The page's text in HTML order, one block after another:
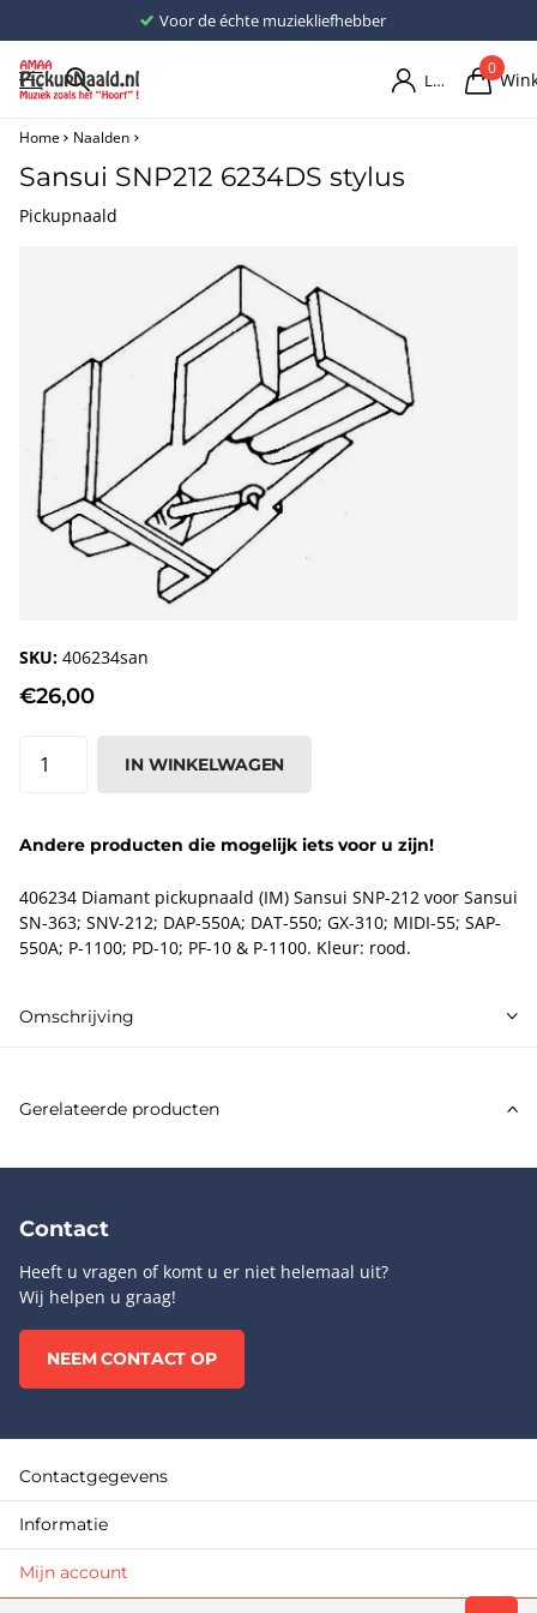
Voor de échte muziekliefhebber
Login
0
Home Naalden
Sansui SNP212 6234DS stylus
Pickupnaald
SKU: 406234san
€26,00
IN WINKELWAGEN
Andere producten die mogelijk iets voor u zijn!
406234 Diamant pickupnaald (IM) Sansui SNP-212 voor Sansui
SN-363; SNV-212; DAP-550A; DAT-550; GX-310; MIDI-55; SAP-
550A; P-1100; PD-10; PF-10 & P-1100. Kleur: rood.
Omschrijving
Gerelateerde producten
Contact
Heeft u vragen of komt u er niet helemaal uit?
Wij helpen u graag!
NEEM CONTACT OP
Contactgegevens
Informatie
Mijn account